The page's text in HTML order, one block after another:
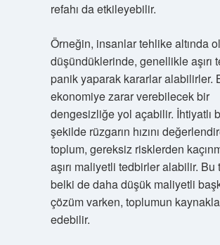
refahı da etkileyebilir.
Örneğin, insanlar tehlike altında
düşündüklerinde, genellikle aşırı
panik yaparak kararlar alabilirler.
ekonomiye zarar verebilecek bir
dengesizliğe yol açabilir. İhtiyatlı
şekilde rüzgarın hızını
toplum, gereksiz risklerden
aşırı maliyetli tedbirler alabilir. Bu
belki de daha düşük maliyetli
çözüm varken, toplumun
edebilir.